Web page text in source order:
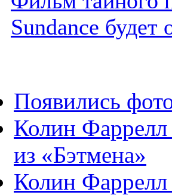
Sundance
Появились
Колин Фаррелл
из «Бэтмена»
Колин Фаррелл